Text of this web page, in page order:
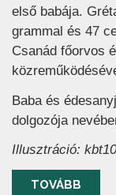
első babája.
grammal és 47
Csanád főorvos
Baba és
dolgozója
Illusztráció:
TOVÁBB